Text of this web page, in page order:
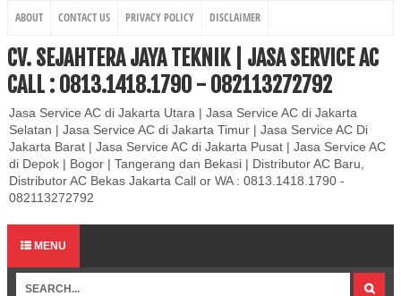
ABOUT CONTACT US PRIVACY POLICY DISCLAIMER
CV. SEJAHTERA JAYA TEKNIK | JASA SERVICE AC
CALL : 0813.1418.1790 - 082113272792
Jasa Service AC di Jakarta Utara | Jasa Service AC di Jakarta
Selatan | Jasa Service AC di Jakarta Timur | Jasa Service AC Di
Jakarta Barat | Jasa Service AC di Jakarta Pusat | Jasa Service AC
di Depok | Bogor | Tangerang dan Bekasi | Distributor AC Baru,
Distributor AC Bekas Jakarta Call or WA : 0813.1418.1790 -
082113272792
MENU